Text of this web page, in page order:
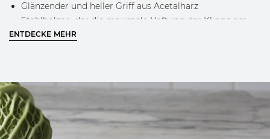
Glänzender und heller Griff aus Acetalharz
Stahlbolzen, der die maximale Haftung der Klinge am
Griff und die perfekte Balance des Messers bei
ERFAHRE MEHR
ENTDECKE MEHR